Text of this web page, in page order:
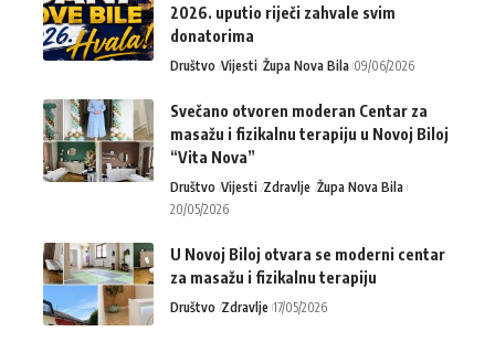
2026. uputio riječi zahvale svim
donatorima
Društvo Vijesti Župa Nova Bila 09/06/2026
Svečano otvoren moderan Centar za
masažu i fizikalnu terapiju u Novoj Biloj
“Vita Nova”
Društvo Vijesti Zdravlje Župa Nova Bila
20/05/2026
U Novoj Biloj otvara se moderni centar
za masažu i fizikalnu terapiju
Društvo Zdravlje 17/05/2026